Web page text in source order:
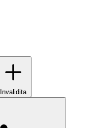
Invalidita